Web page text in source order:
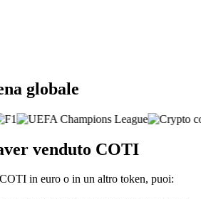
globale
venduto COTI
in euro o in un altro token, puoi: